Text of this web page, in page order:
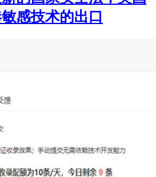
感技术的出口